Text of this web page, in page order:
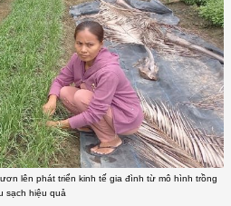
lên phát triển kinh tế gia đình từ mô hình trồng
sạch hiệu quả